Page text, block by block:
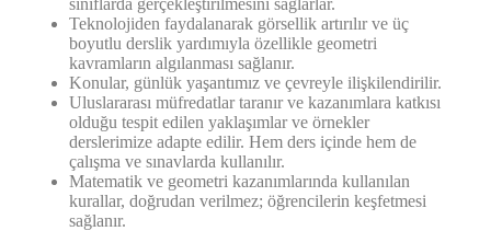
Teknolojiden faydalanarak görsellik artırılır ve üç
boyutlu derslik yardımıyla özellikle geometri
kavramların algılanması sağlanır.
Konular, günlük yaşantımız ve çevreyle ilişkilendirilir.
Uluslararası müfredatlar taranır ve kazanımlara katkısı
olduğu tespit edilen yaklaşımlar ve örnekler
derslerimize adapte edilir. Hem ders içinde hem de
çalışma ve sınavlarda kullanılır.
Matematik ve geometri kazanımlarında kullanılan
kurallar, doğrudan verilmez; öğrencilerin keşfetmesi
sağlanır.